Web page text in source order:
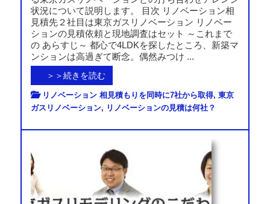
状況について説明します。 目次 リノベーション相
見積先２社目は東京ガスリノベーション リノベー
ションの見積依頼と現地調査はセット ～これまで
の あらすじ～ 都心で4LDKを探したところ、新築マ
ンションは高過ぎて断念。偶然みつけ ...
＞＞続きを読む
リノベーション 相見積もりを同時に7社から取得, 東京
ガスリノベーション, リノベーションの見積は何社？